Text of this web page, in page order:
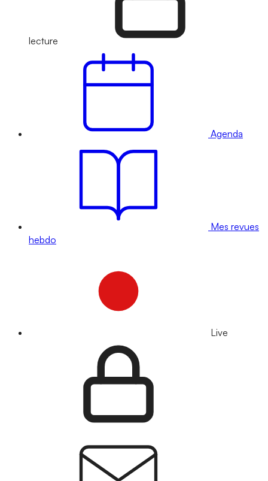
lecture
Agenda
Mes revues
hebdo
Live